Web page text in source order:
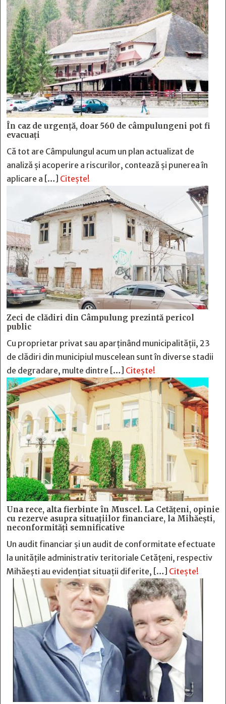
În caz de urgență, doar 560 de câmpulungeni pot fi
evacuați
Că tot are Câmpulungul acum un plan actualizat de
analiză și acoperire a riscurilor, contează și punerea în
aplicare a […] Citește!
Zeci de clădiri din Câmpulung prezintă pericol
public
Cu proprietar privat sau aparținând municipalității, 23
de clădiri din municipiul muscelean sunt în diverse stadii
de degradare, multe dintre […] Citește!
Una rece, alta fierbinte în Muscel. La Cetăţeni, opinie
cu rezerve asupra situaţiilor financiare, la Mihăeşti,
neconformităţi semnificative
Un audit financiar și un audit de conformitate efectuate
la unitățile administrativ teritoriale Cetățeni, respectiv
Mihăești au evidențiat situații diferite, […] Citește!